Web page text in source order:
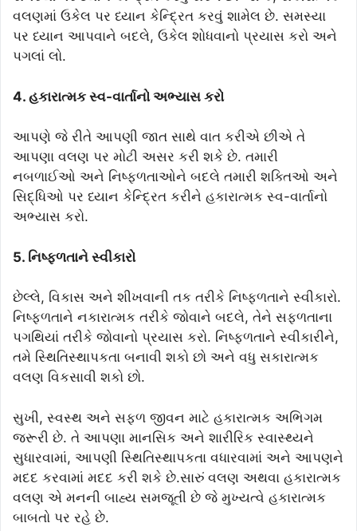
વલણમાં ઉકેલ પર ધ્યાન કેન્દ્રિત કરવું શામેલ છે. સમસ્યા
પર ધ્યાન આપવાને બદલે, ઉકેલ શોધવાનો પ્રયાસ કરો અને
પગલાં લો.
4. હકારાત્મક સ્વ-વાર્તાનો અભ્યાસ કરો
આપણે જે રીતે આપણી જાત સાથે વાત કરીએ છીએ તે
આપણા વલણ પર મોટી અસર કરી શકે છે. તમારી
નબળાઈઓ અને નિષ્ફળતાઓને બદલે તમારી શક્તિઓ અને
સિદ્ધિઓ પર ધ્યાન કેન્દ્રિત કરીને હકારાત્મક સ્વ-વાર્તાનો
અભ્યાસ કરો.
5. નિષ્ફળતાને સ્વીકારો
છેલ્લે, વિકાસ અને શીખવાની તક તરીકે નિષ્ફળતાને સ્વીકારો.
નિષ્ફળતાને નકારાત્મક તરીકે જોવાને બદલે, તેને સફળતાના
પગથિયાં તરીકે જોવાનો પ્રયાસ કરો. નિષ્ફળતાને સ્વીકારીને,
તમે સ્થિતિસ્થાપકતા બનાવી શકો છો અને વધુ સકારાત્મક
વલણ વિકસાવી શકો છો.
સુખી, સ્વસ્થ અને સફળ જીવન માટે હકારાત્મક અભિગમ
જરૂરી છે. તે આપણા માનસિક અને શારીરિક સ્વાસ્થ્યને
સુધારવામાં, આપણી સ્થિતિસ્થાપકતા વધારવામાં અને આપણને
મદદ કરવામાં મદદ કરી શકે છે.સારું વલણ અથવા હકારાત્મક
વલણ એ મનની બાહ્ય સમજૂતી છે જે મુખ્યત્વે હકારાત્મક
બાબતો પર રહે છે.